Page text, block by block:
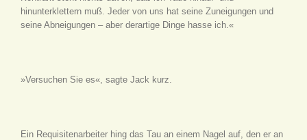
hinunterklettern muß. Jeder von uns hat seine Zuneigungen und
seine Abneigungen – aber derartige Dinge hasse ich.«
»Versuchen Sie es«, sagte Jack kurz.
Ein Requisitenarbeiter hing das Tau an einem Nagel auf, den er an